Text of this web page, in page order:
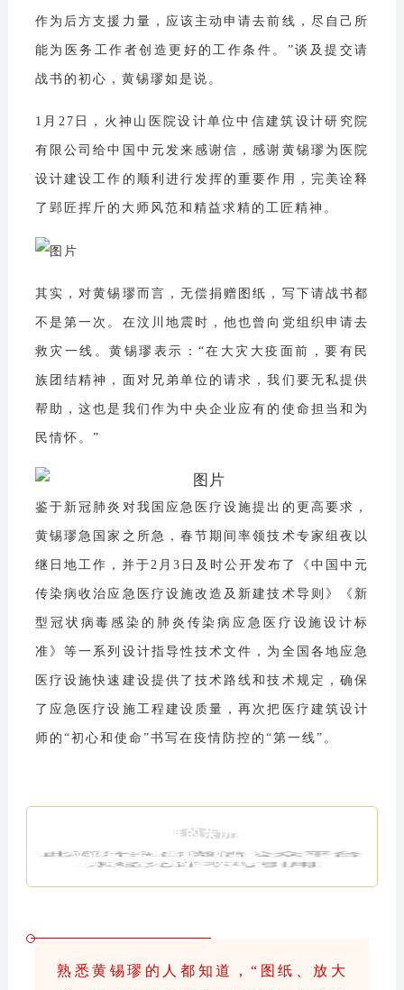
作为后方支援力量，应该主动申请去前线，尽自己所
能为医务工作者创造更好的工作条件。”谈及提交请
战书的初心，黄锡璆如是说。
1月27日，火神山医院设计单位中信建筑设计研究院
有限公司给中国中元发来感谢信，感谢黄锡璆为医院
设计建设工作的顺利进行发挥的重要作用，完美诠释
了郢匠挥斤的大师风范和精益求精的工匠精神。
其实，对黄锡璆而言，无偿捐赠图纸，写下请战书都
不是第一次。在汶川地震时，他也曾向党组织申请去
救灾一线。黄锡璆表示：“在大灾大疫面前，要有民
族团结精神，面对兄弟单位的请求，我们要无私提供
帮助，这也是我们作为中央企业应有的使命担当和为
民情怀。”
鉴于新冠肺炎对我国应急医疗设施提出的更高要求，
黄锡璆急国家之所急，春节期间率领技术专家组夜以
继日地工作，并于2月3日及时公开发布了《中国中元
传染病收治应急医疗设施改造及新建技术导则》《新
型冠状病毒感染的肺炎传染病应急医疗设施设计标
准》等一系列设计指导性技术文件，为全国各地应急
医疗设施快速建设提供了技术路线和技术规定，确保
了应急医疗设施工程建设质量，再次把医疗建筑设计
师的“初心和使命”书写在疫情防控的“第一线”。
我是新中国发展的亲历者、参与者和
受益者，更要贡献一份力量
熟悉黄锡璆的人都知道，“图纸、放大